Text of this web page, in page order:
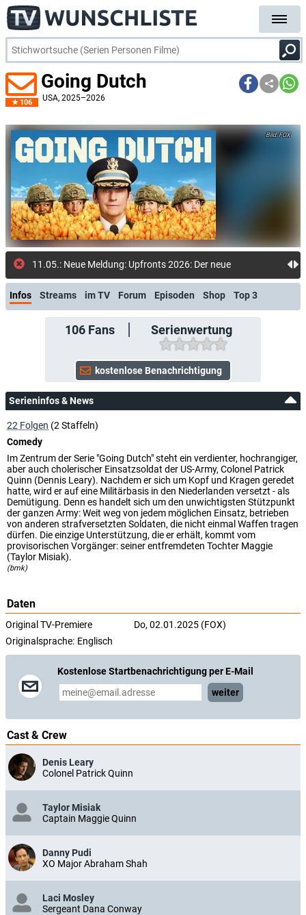
106
Going Dutch
USA, 2025–2026
FOX
Infos Streams im TV Forum Episoden Shop Top 3
106Fans Serienwertung
Serieninfos & News
22 Folgen (2 Staffeln)
Comedy
Im Zentrum der Serie "Going Dutch" steht ein verdienter, hochrangiger,
aber auch cholerischer Einsatzsoldat der US-Army, Colonel Patrick
Quinn (Dennis Leary). Nachdem er sich um Kopf und Kragen geredet
hatte, wird er auf eine Militärbasis in den Niederlanden versetzt - als
Demütigung. Denn es handelt sich um den unwichtigsten Stützpunkt
der ganzen Army: Weit weg von jedem möglichen Einsatz, betrieben
von anderen strafversetzten Soldaten, die nicht einmal Waffen tragen
dürfen. Die einzige Unterstützung, die er erhält, kommt vom
provisorischen Vorgänger: seiner entfremdeten Tochter Maggie
(Taylor Misiak).
(bmk)
Daten
Original TV-Premiere
Do, 02.01.2025 (FOX)
Originalsprache: Englisch
Kostenlose Startbenachrichtigung per E-Mail
weiter
Cast & Crew
Denis Leary
Colonel Patrick Quinn
Taylor Misiak
Captain Maggie Quinn
Danny Pudi
XO Major Abraham Shah
Laci Mosley
Sergeant Dana Conway